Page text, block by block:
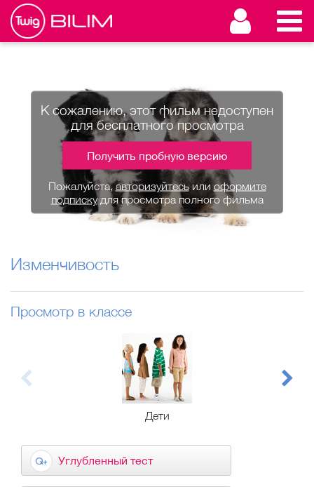
К сожалению, этот фильм недоступен
для бесплатного просмотра
Получить пробную версию
Пожалуйста,авторизуйтесьили оформите
подпискудля просмотра полного фильма
Изменчивость
Просмотр в классе
Дети
Углубленный тест